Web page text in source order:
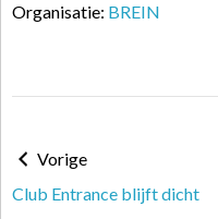
Organisatie: BREIN
Vorige
Club Entrance blijft dicht